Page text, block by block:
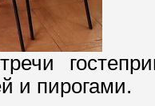
и пирогами.